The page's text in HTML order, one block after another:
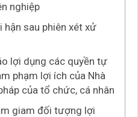
nghiệp
hận sau phiên xét xử
lợi dụng các quyền tự
phạm lợi ích của Nhà
của tổ chức, cá nhân
giam đối tượng lợi